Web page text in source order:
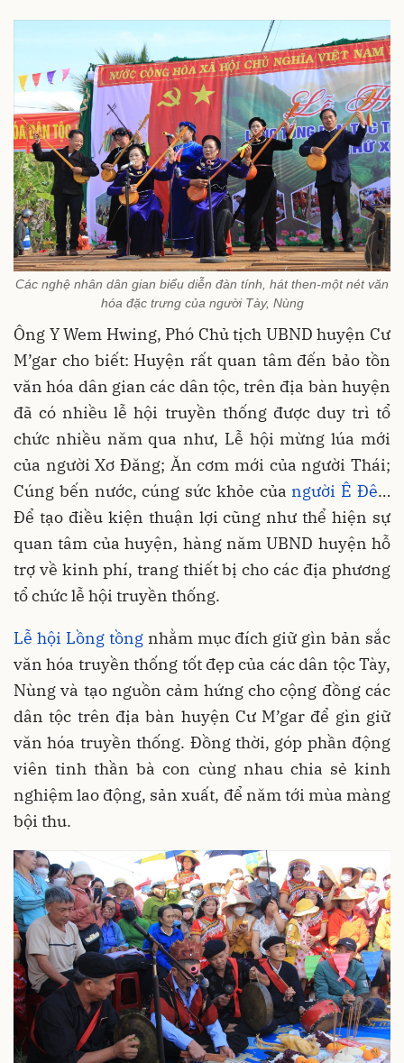
Các nghệ nhân dân gian biểu diễn đàn tính, hát then-một nét văn
hóa đặc trưng của người Tày, Nùng
Ông Y Wem Hwing, Phó Chủ tịch UBND huyện Cư
M’gar cho biết: Huyện rất quan tâm đến bảo tồn
văn hóa dân gian các dân tộc, trên địa bàn huyện
đã có nhiều lễ hội truyền thống được duy trì tổ
chức nhiều năm qua như, Lễ hội mừng lúa mới
của người Xơ Đăng; Ăn cơm mới của người Thái;
Cúng bến nước, cúng sức khỏe củangười Ê Đê…
Để tạo điều kiện thuận lợi cũng như thể hiện sự
quan tâm của huyện, hàng năm UBND huyện hỗ
trợ về kinh phí, trang thiết bị cho các địa phương
tổ chức lễ hội truyền thống.
Lễ hội Lồng tồngnhằm mục đích giữ gìn bản sắc
văn hóa truyền thống tốt đẹp của các dân tộc Tày,
Nùng và tạo nguồn cảm hứng cho cộng đồng các
dân tộc trên địa bàn huyện Cư M’gar để gìn giữ
văn hóa truyền thống. Đồng thời, góp phần động
viên tinh thần bà con cùng nhau chia sẻ kinh
nghiệm lao động, sản xuất, để năm tới mùa màng
bội thu.